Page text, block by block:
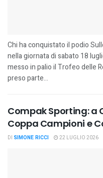
Chi ha conquistato il podio
nella giornata di sabato 18
messo in palio il Trofeo delle
preso parte...
Compak Sporting: a
Coppa Campioni e
DI SIMONE RICCI 22 LUGLIO 2026